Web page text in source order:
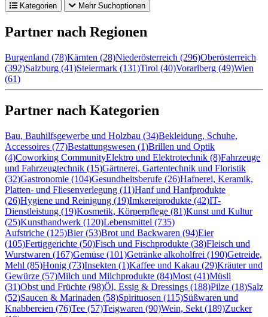
Kategorien Mehr Suchoptionen
Partner nach Regionen
Burgenland (78)Kärnten (28)Niederösterreich (296)Oberösterreich
(392)Salzburg (41)Steiermark (131)Tirol (40)Vorarlberg (49)Wien
(61)
Partner nach Kategorien
Bau, Bauhilfsgewerbe und Holzbau (34)Bekleidung, Schuhe,
Accessoires (77)Bestattungswesen (1)Brillen und Optik
(4)Coworking CommunityElektro und Elektrotechnik (8)Fahrzeuge
und Fahrzeugtechnik (15)Gärtnerei, Gartentechnik und Floristik
(32)Gastronomie (104)Gesundheitsberufe (26)Hafnerei, Keramik,
Platten- und Fliesenverlegung (11)Hanf und Hanfprodukte
(26)Hygiene und Reinigung (19)Imkereiprodukte (42)IT-
Dienstleistung (19)Kosmetik, Körperpflege (81)Kunst und Kultur
(25)Kunsthandwerk (120)Lebensmittel (735)
Aufstriche (125)Bier (53)Brot und Backwaren (94)Eier
(105)Fertiggerichte (50)Fisch und Fischprodukte (38)Fleisch und
Wurstwaren (167)Gemüse (101)Getränke alkoholfrei (190)Getreide,
Mehl (85)Honig (73)Insekten (1)Kaffee und Kakau (29)Kräuter und
Gewürze (57)Milch und Milchprodukte (84)Most (41)Müsli
(31)Obst und Früchte (98)Öl, Essig & Dressings (188)Pilze (18)Salz
(52)Saucen & Marinaden (58)Spirituosen (115)Süßwaren und
Knabbereien (76)Tee (57)Teigwaren (90)Wein, Sekt (189)Zucker